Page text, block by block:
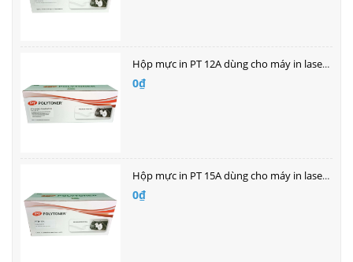
Hộp mực in PT 12A dùng cho máy in laser HP
0₫
Hộp mực in PT 15A dùng cho máy in laser HP
0₫